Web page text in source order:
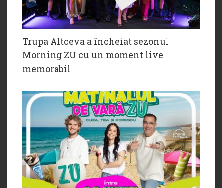
Trupa Altceva a încheiat sezonul
Morning ZU cu un moment live
memorabil